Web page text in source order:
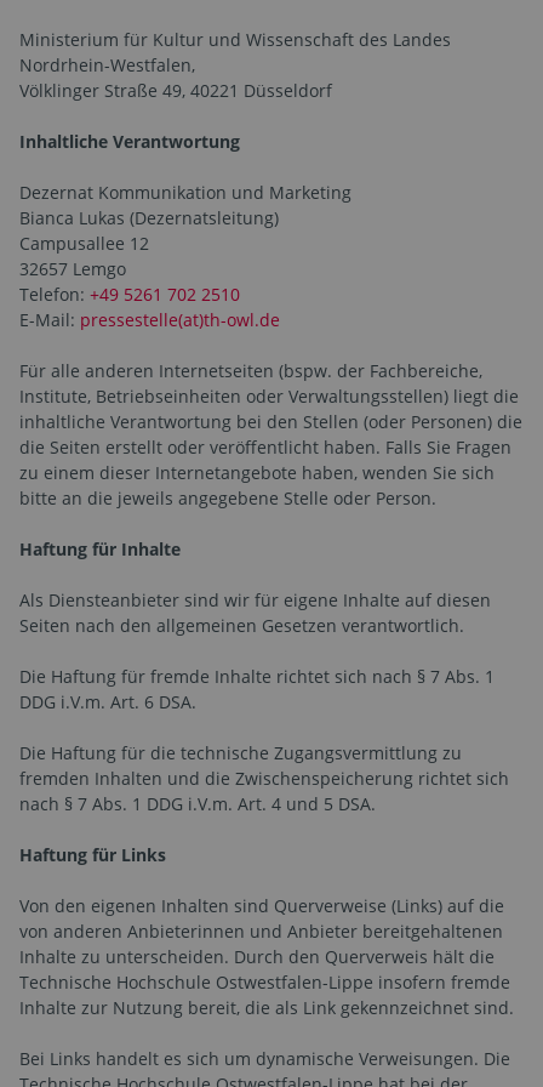
Ministerium für Kultur und Wissenschaft des Landes
Nordrhein-Westfalen,
Völklinger Straße 49, 40221 Düsseldorf
Inhaltliche Verantwortung
Dezernat Kommunikation und Marketing
Bianca Lukas (Dezernatsleitung)
Campusallee 12
32657 Lemgo
Telefon: +49 5261 702 2510
E-Mail: pressestelle(at)th-owl.de
Für alle anderen Internetseiten (bspw. der Fachbereiche,
Institute, Betriebs­einheiten oder Verwaltungsstellen) liegt die
inhaltliche Verantwortung bei den Stellen (oder Personen) die
die Seiten erstellt oder veröffentlicht haben. Falls Sie Fragen
zu einem dieser Internetangebote haben, wenden Sie sich
bitte an die jeweils angegebene Stelle oder Person.
Haftung für Inhalte
Als Diensteanbieter sind wir für eigene Inhalte auf diesen
Seiten nach den allgemeinen Gesetzen verantwortlich.
Die Haftung für fremde Inhalte richtet sich nach § 7 Abs. 1
DDG i.V.m. Art. 6 DSA.
Die Haftung für die technische Zugangsvermittlung zu
fremden Inhalten und die Zwischenspeicherung richtet sich
nach § 7 Abs. 1 DDG i.V.m. Art. 4 und 5 DSA.
Haftung für Links
Von den eigenen Inhalten sind Querverweise (Links) auf die
von anderen Anbieterinnen und Anbieter bereitgehaltenen
Inhalte zu unterscheiden. Durch den Querverweis hält die
Technische Hochschule Ostwestfalen-Lippe insofern fremde
Inhalte zur Nutzung bereit, die als Link gekennzeichnet sind.
Bei Links handelt es sich um dynamische Verweisungen. Die